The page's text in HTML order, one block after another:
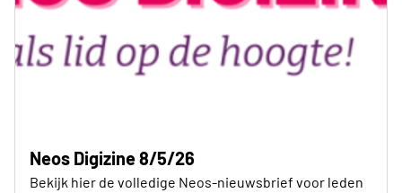
Neos Digizine 8/5/26
Bekijk hier de volledige Neos-nieuwsbrief voor leden